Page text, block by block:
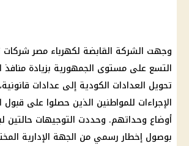
وجهت الشركة القابضة لكهرباء مصر شركات
التسع على مستوى الجمهورية بزيادة منافذ
تحويل العدادات الكودية إلى عدادات
الإجراءات للمواطنين الذين حصلوا على قبول
أوضاع وحداتهم. وحددت التوجيهات حالتين
بوصول إخطار رسمي من الجهة الإدارية